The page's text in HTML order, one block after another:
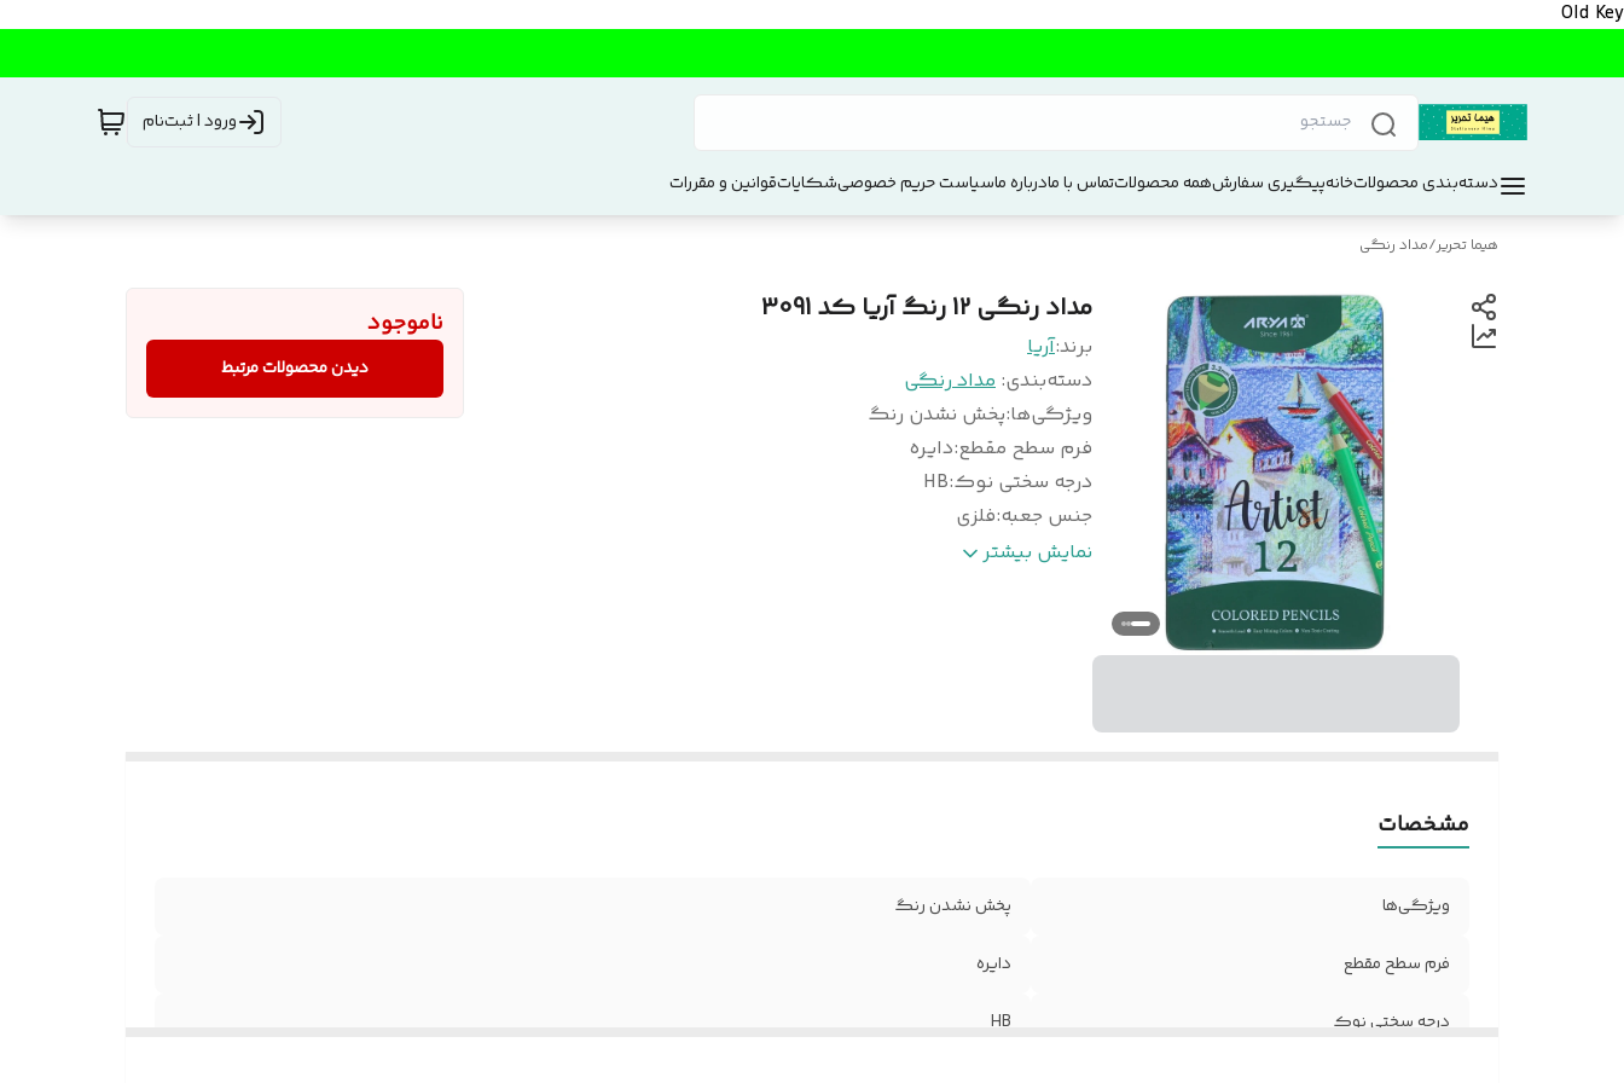
Old Key
ورود | ثبت‌نام
دسته‌بندی محصولاتخانهپیگیری سفارشهمه محصولاتتماس با مادرباره ماسیاست حریم خصوصیشکایاتقوانین و مقررات
هیما تحریر/مداد رنگی
مداد رنگی 12 رنگ آریا کد 3091
برند:آریا
دسته‌بندی: مداد رنگی
ویژگی‌ها:پخش نشدن رنگ
فرم سطح مقطع:دایره
درجه سختی نوک:
HB
جنس جعبه:فلزی
موارد استفاده:حرفه‌ای نمایش بیشتر
ناموجود
دیدن محصولات مرتبط
مشخصات
ویژگی‌ها پخش نشدن رنگ
فرم سطح مقطع دایره
درجه سختی نوک HB